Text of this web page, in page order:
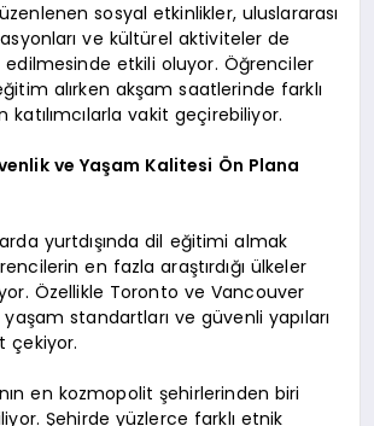
sosyal etkinlikler, uluslararası
ve kültürel aktiviteler de
edilmesinde etkili oluyor. Öğrenciler
alırken akşam saatlerinde farklı
katılımcılarla vakit geçirebiliyor.
ve Yaşam Kalitesi Ön Plana
yurtdışında dil eğitimi almak
en fazla araştırdığı ülkeler
Özellikle Toronto ve Vancouver
standartları ve güvenli yapıları
çekiyor.
en kozmopolit şehirlerinden biri
Şehirde yüzlerce farklı etnik